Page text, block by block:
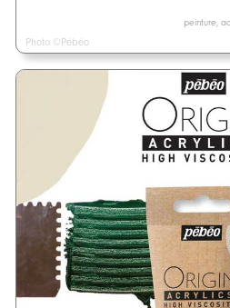
peinture,
Photo ©Pébéo